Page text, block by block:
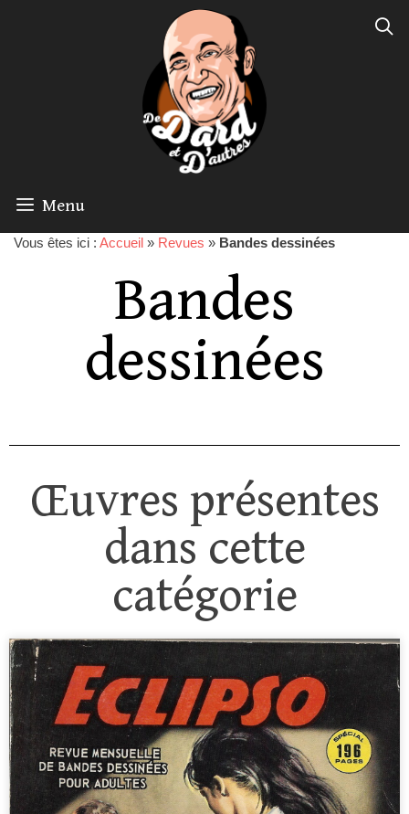
Menu
Vous êtes ici : Accueil » Revues » Bandes dessinées
Bandes
dessinées
Œuvres présentes
dans cette
catégorie